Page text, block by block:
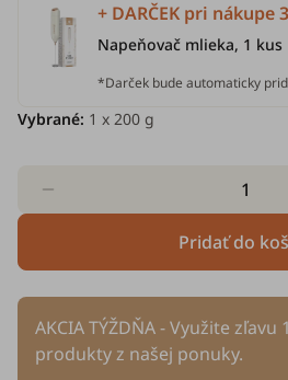
+ DARČEK pri nákupe
Napeňovač mlieka, 1 kus
*Darček bude automaticky
Vybrané: 1 x 200 g
Pridať do
AKCIA TÝŽDŇA - Využite zľavu
produkty z našej ponuky.